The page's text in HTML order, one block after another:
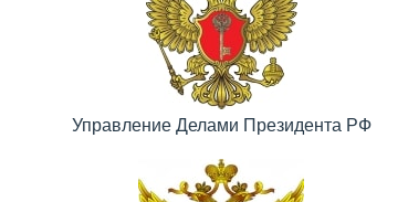
Управление Делами Президента РФ